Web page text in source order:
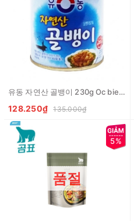
유동 자연산 골뱅이 230g Oc bien dong hop
128.250₫ 135.000₫
5%
품절